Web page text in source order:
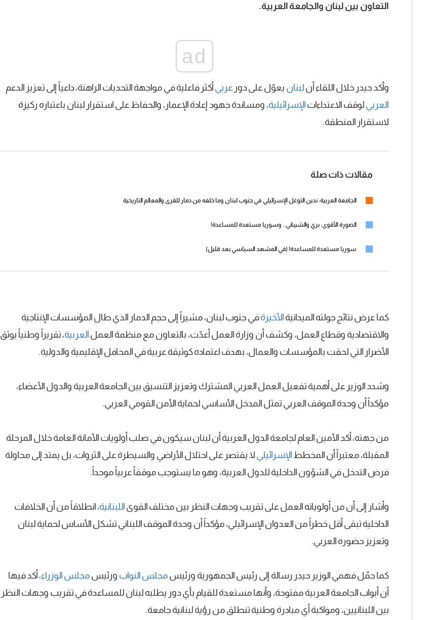
التعاون بين لبنان والجامعة العربية.
ad
وأكد حيدر خلال اللقاء أن لبنان يعوّل على دور عربي أكثر فاعلية في مواجهة التحديات الراهنة، داعياً إلى تعزيز الدعم
العربي لوقف الاعتداءات الإسرائيلية، ومساندة جهود إعادة الإعمار، والحفاظ على استقرار لبنان باعتباره ركيزة
لاستقرار المنطقة.
مقالات ذات صلة
الجامعة العربية: ندين التوغل الإسرائيلي في جنوب لبنان وما خلفه من دمار للقرى والمعالم التاريخية
الصورة الأقوى: بري والشيباني.. وسوريا مستعدة للمساعدة!
سوريا مستعدة للمساعدة! (في المشهد السياسي بعد قليل)
كما عرض نتائج جولته الميدانية الأخيرةفي جنوب لبنان، مشيراً إلى حجم الدمار الذي طال المؤسسات الإنتاجية
والاقتصادية وقطاع العمل، وكشف أن وزارة العمل أعدّت، بالتعاون مع منظمة العمل العربية، تقريراً وطنياً يوثق
الأضرار التي لحقت بالمؤسسات والعمال، بهدف اعتماده كوثيقة عربية في المحافل الإقليمية والدولية.
وشدد الوزير على أهمية تفعيل العمل العربي المشترك وتعزيز التنسيق بين الجامعة العربية والدول الأعضاء،
مؤكداً أن وحدة الموقف العربي تمثل المدخل الأساسي لحماية الأمن القومي العربي.
من جهته، أكد الأمين العام لجامعة الدول العربية أن لبنان سيكون في صلب أولويات الأمانة العامة خلال المرحلة
المقبلة، معتبراً أن المخطط الإسرائيلي لا يقتصر على احتلال الأراضي والسيطرة على الثروات، بل يمتد إلى محاولة
فرض التدخل في الشؤون الداخلية للدول العربية، وهو ما يستوجب موقفاً عربياً موحداً.
وأشار إلى أن من أولوياته العمل على تقريب وجهات النظر بين مختلف القوى اللبنانية، انطلاقاً من أن الخلافات
الداخلية تبقى أقل خطراً من العدوان الإسرائيلي، مؤكداً أن وحدة الموقف اللبناني تشكل الأساس لحماية لبنان
وتعزيز حضوره العربي.
كما حمّل فهمي الوزير حيدر رسالة إلى رئيس الجمهورية ورئيس مجلس النواب ورئيس مجلس الوزراء، أكد فيها
أن أبواب الجامعة العربية مفتوحة، وأنها مستعدة للقيام بأي دور يطلبه لبنان للمساعدة في تقريب وجهات النظر
بين اللبنانيين، ومواكبة أي مبادرة وطنية تنطلق من رؤية لبنانية جامعة.